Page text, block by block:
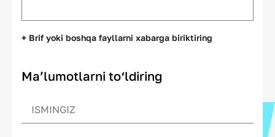
+ Brif yoki boshqa fayllarni xabarga biriktiring
Ma’lumotlarni to‘ldiring